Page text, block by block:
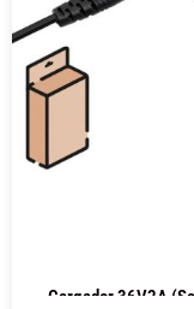
Cargador 36V2A